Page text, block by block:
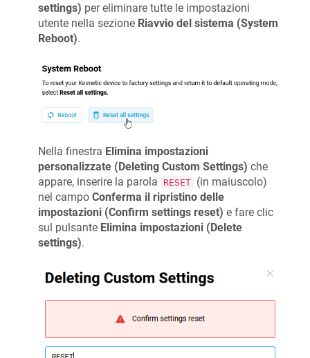
settings) per eliminare tutte le impostazioni
utente nella sezione Riavvio del sistema (System
Reboot).
Nella finestra Elimina impostazioni
personalizzate (Deleting Custom Settings) che
appare, inserire la parola
RESET (in maiuscolo)
nel campo Conferma il ripristino delle
impostazioni (Confirm settings reset) e fare clic
sul pulsante Elimina impostazioni (Delete
settings).